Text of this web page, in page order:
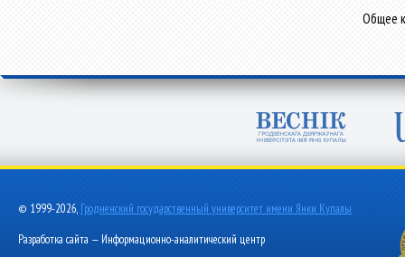
Общее
© 1999-2026, Гродненский государственный университет имени Янки Купалы
Разработка сайта — Информационно-аналитический центр